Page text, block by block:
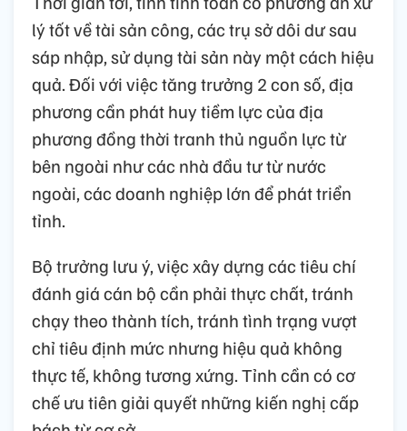
lý tốt về tài sản công, các trụ sở dôi dư sau
sáp nhập, sử dụng tài sản này một cách hiệu
quả. Đối với việc tăng trưởng 2 con số, địa
phương cần phát huy tiềm lực của địa
phương đồng thời tranh thủ nguồn lực từ
bên ngoài như các nhà đầu tư từ nước
ngoài, các doanh nghiệp lớn để phát triển
tỉnh.
Bộ trưởng lưu ý, việc xây dựng các tiêu chí
đánh giá cán bộ cần phải thực chất, tránh
chạy theo thành tích, tránh tình trạng vượt
chỉ tiêu định mức nhưng hiệu quả không
thực tế, không tương xứng. Tỉnh cần có cơ
chế ưu tiên giải quyết những kiến nghị cấp